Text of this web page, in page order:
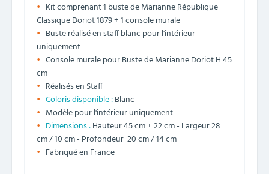
Kit comprenant 1 buste de Marianne République
Classique Doriot 1879 + 1 console murale
Buste réalisé en staff blanc pour l'intérieur
uniquement
Console murale pour Buste de Marianne Doriot H 45
cm
Réalisés en Staff
Coloris disponible :Blanc
Modèle pour l'intérieur uniquement
Dimensions :Hauteur 45 cm + 22 cm - Largeur 28
cm / 10 cm - Profondeur 20 cm / 14 cm
Fabriqué en France